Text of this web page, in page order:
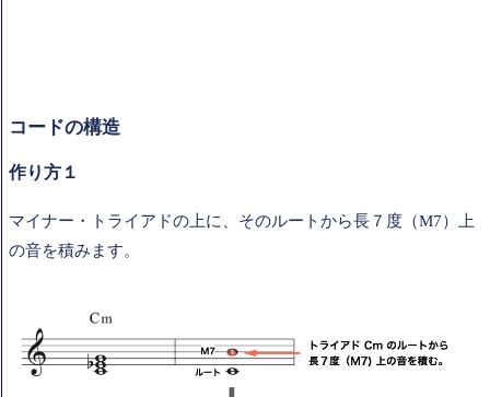
コードの構造
作り方１
マイナー・トライアドの上に、そのルートから長７度（M7）上
の音を積みます。